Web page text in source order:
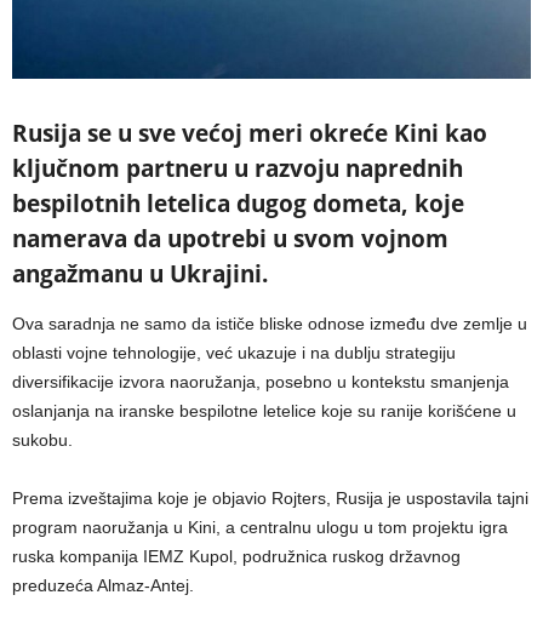
Rusija se u sve većoj meri okreće Kini kao
ključnom partneru u razvoju naprednih
bespilotnih letelica dugog dometa, koje
namerava da upotrebi u svom vojnom
angažmanu u Ukrajini.
Ova saradnja ne samo da ističe bliske odnose između dve zemlje u
oblasti vojne tehnologije, već ukazuje i na dublju strategiju
diversifikacije izvora naoružanja, posebno u kontekstu smanjenja
oslanjanja na iranske bespilotne letelice koje su ranije korišćene u
sukobu.
Prema izveštajima koje je objavio Rojters, Rusija je uspostavila tajni
program naoružanja u Kini, a centralnu ulogu u tom projektu igra
ruska kompanija IEMZ Kupol, podružnica ruskog državnog
preduzeća Almaz-Antej.